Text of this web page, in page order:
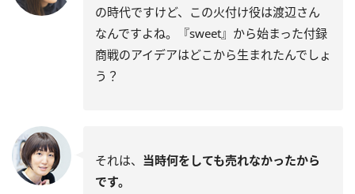
の時代ですけど、この火付け役は渡辺さん
なんですよね。『sweet』から始まった付録
商戦のアイデアはどこから生まれたんでしょ
う？
それは、 当時何をしても売れなかったから
です。